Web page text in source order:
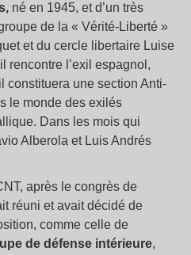
né en 1945, et d’un très
de la « Vérité-Liberté »
et du cercle libertaire Luise
rencontre l’exil espagnol,
constituera une section Anti-
le monde des exilés
Dans les mois qui
Alberola et Luis Andrés
après le congrès de
réuni et avait décidé de
comme celle de
de défense intérieure,